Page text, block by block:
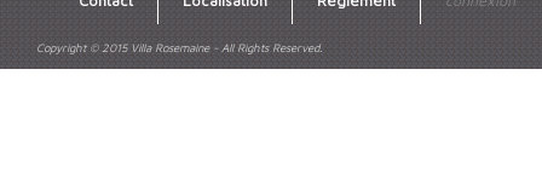
Copyright © 2015 Villa Rosemaine - All Rights Reserved.